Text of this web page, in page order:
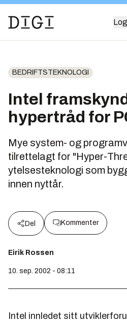
BEDRIFTSTEKNOLOGI
Intel
hypertråd for
Mye system- og
tilrettelagt for "Hyper-
ytelsesteknologi som
innen nyttår.
Del Kommenter
Eirik Rossen
10. sep. 2002 - 08:11
Intel innledet sitt